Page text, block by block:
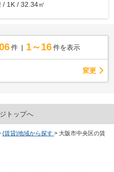
/ 1K / 32.34㎡
件 1～16 件を表示
変更
トップへ
(賃貸)地域から探す > 大阪市中央区の賃